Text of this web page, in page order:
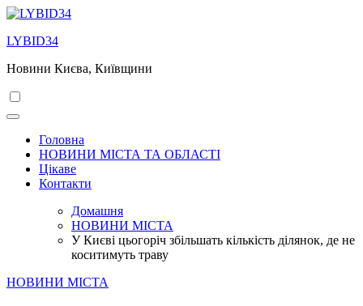
Перейти
вмісту
LYBID34
Новини Києва, Київщини
Головна
НОВИНИ МІСТА ТА ОБЛАСТІ
Цікаве
Контакти
Домашня
НОВИНИ МІСТА
У Києві цьогоріч збільшать кількість ділянок, де не
коситимуть траву
НОВИНИ МІСТА